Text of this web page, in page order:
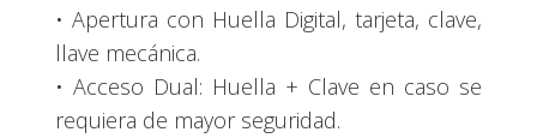
• Apertura con Huella Digital, tarjeta, clave,
llave mecánica.
• Acceso Dual: Huella + Clave en caso se
requiera de mayor seguridad.